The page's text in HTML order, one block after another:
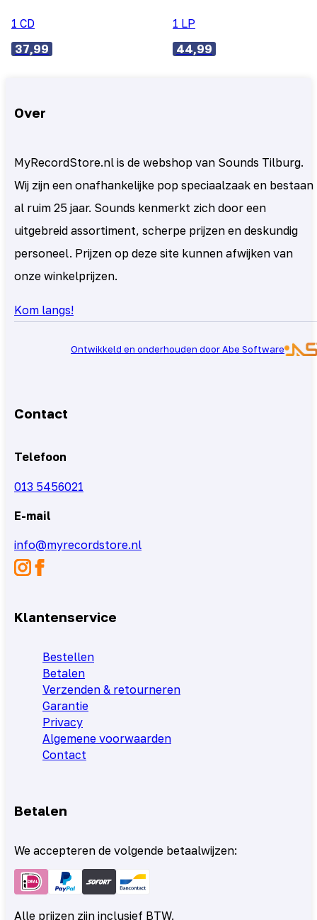
1 CD
37,99
1 LP
44,99
Over
MyRecordStore.nl is de webshop van Sounds Tilburg.
Wij zijn een onafhankelijke pop speciaalzaak en bestaan
al ruim 25 jaar. Sounds kenmerkt zich door een
uitgebreid assortiment, scherpe prijzen en deskundig
personeel. Prijzen op deze site kunnen afwijken van
onze winkelprijzen.
Kom langs!
Ontwikkeld en onderhouden door Abe Software
Contact
Telefoon
013 5456021
E-mail
info@myrecordstore.nl
Klantenservice
Bestellen
Betalen
Verzenden & retourneren
Garantie
Privacy
Algemene voorwaarden
Contact
Betalen
We accepteren de volgende betaalwijzen:
Alle prijzen zijn inclusief BTW.